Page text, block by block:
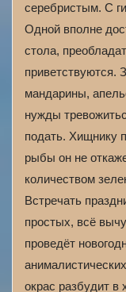
серебристым. С
Одной вполне
стола,
приветствуются.
мандарины,
нужды
подать. Хищнику
рыбы он не
количеством
Встречать
простых, всё
проведёт
окрас разбудит